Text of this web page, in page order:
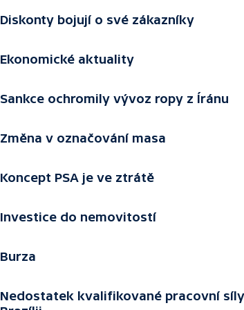
Diskonty bojují o své zákazníky
Ekonomické aktuality
Sankce ochromily vývoz ropy z Íránu
Změna v označování masa
Koncept PSA je ve ztrátě
Investice do nemovitostí
Burza
Nedostatek kvalifikované pracovní